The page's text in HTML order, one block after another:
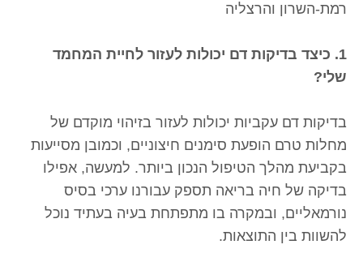
רמת-השרון והרצליה
1. כיצד בדיקות דם יכולות לעזור לחיית המחמד
שלי?
בדיקות דם עקביות יכולות לעזור בזיהוי מוקדם של
מחלות טרם הופעת סימנים חיצוניים, וכמובן מסייעות
בקביעת מהלך הטיפול הנכון ביותר. למעשה, אפילו
בדיקה של חיה בריאה תספק עבורנו ערכי בסיס
נורמאליים, ובמקרה בו מתפתחת בעיה בעתיד נוכל
להשוות בין התוצאות.